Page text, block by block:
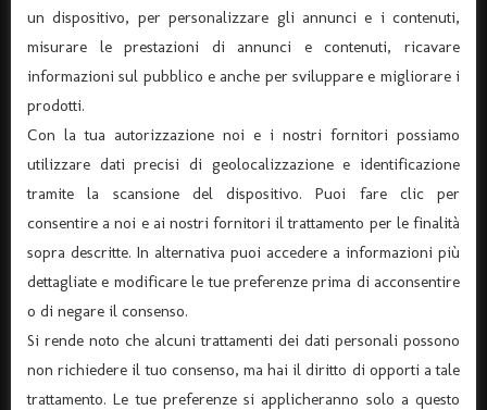
ASSOCIAZIONE “TEATRO DANTE” APS
(Associazione di Promozione Sociale, Iscrizione n°
105174)
Via Verona 8 – 37045 Legnago – (tel. 0442-25544)
C.F. 91015660235 - P.I. 03726920238
Codice univoco per fatturazione elettronica KRRH6B9
info@ilteatrodante.it
un dispositivo, per personalizzare gli annunci e i contenuti,
misurare le prestazioni di annunci e contenuti, ricavare
informazioni sul pubblico e anche per sviluppare e migliorare i
prodotti.
Con la tua autorizzazione noi e i nostri fornitori possiamo
utilizzare dati precisi di geolocalizzazione e identificazione
tramite la scansione del dispositivo. Puoi fare clic per
consentire a noi e ai nostri fornitori il trattamento per le finalità
sopra descritte. In alternativa puoi accedere a informazioni più
dettagliate e modificare le tue preferenze prima di acconsentire
o di negare il consenso.
Si rende noto che alcuni trattamenti dei dati personali possono
non richiedere il tuo consenso, ma hai il diritto di opporti a tale
trattamento. Le tue preferenze si applicheranno solo a questo